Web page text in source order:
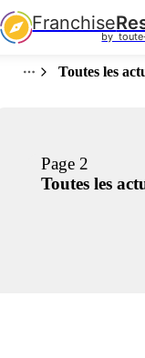
Franchise
by
Toutes les
Page 2
Toutes les